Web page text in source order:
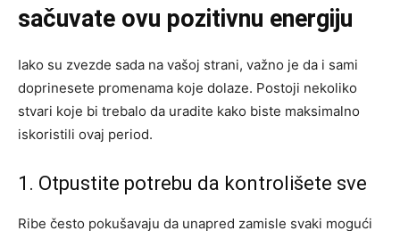
sačuvate ovu pozitivnu energiju
Iako su zvezde sada na vašoj strani, važno je da i sami
doprinesete promenama koje dolaze. Postoji nekoliko
stvari koje bi trebalo da uradite kako biste maksimalno
iskoristili ovaj period.
1. Otpustite potrebu da kontrolišete sve
Ribe često pokušavaju da unapred zamisle svaki mogući